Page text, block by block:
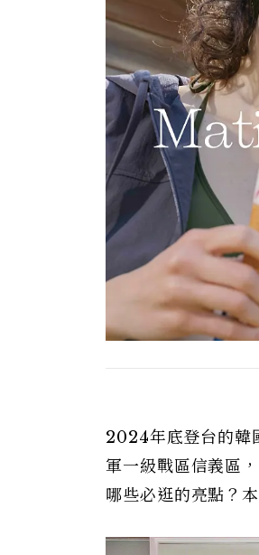
2024年底登台的
軍一級戰區信義區
哪些必逛的亮點？